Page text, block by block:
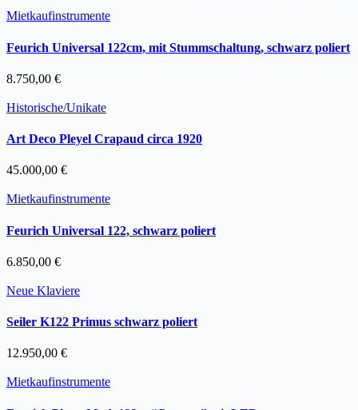
Mietkaufinstrumente
Feurich Universal 122cm, mit Stummschaltung, schwarz poliert
8.750,00 €
Historische/Unikate
Art Deco Pleyel Crapaud circa 1920
45.000,00 €
Mietkaufinstrumente
Feurich Universal 122, schwarz poliert
6.850,00 €
Neue Klaviere
Seiler K122 Primus schwarz poliert
12.950,00 €
Mietkaufinstrumente